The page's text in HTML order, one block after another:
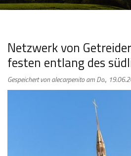
Netzwerk von
festen entlang des
Gespeichert vonalecarpenitoamDo.,